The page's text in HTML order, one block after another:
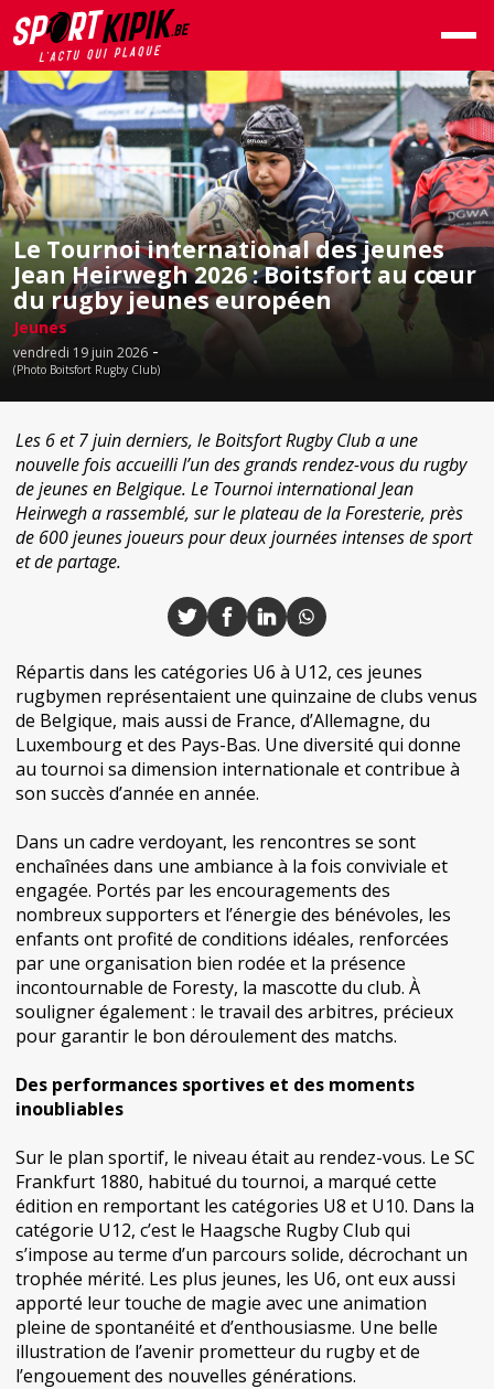
Le Tournoi international des jeunes
Jean Heirwegh 2026 : Boitsfort au cœur
du rugby jeunes européen
Jeunes
vendredi 19 juin 2026 -
(Photo Boitsfort Rugby Club)
Les 6 et 7 juin derniers, le Boitsfort Rugby Club a une
nouvelle fois accueilli l’un des grands rendez-vous du rugby
de jeunes en Belgique. Le Tournoi international Jean
Heirwegh a rassemblé, sur le plateau de la Foresterie, près
de 600 jeunes joueurs pour deux journées intenses de sport
et de partage.
Répartis dans les catégories U6 à U12, ces jeunes
rugbymen représentaient une quinzaine de clubs venus
de Belgique, mais aussi de France, d’Allemagne, du
Luxembourg et des Pays-Bas. Une diversité qui donne
au tournoi sa dimension internationale et contribue à
son succès d’année en année.
Dans un cadre verdoyant, les rencontres se sont
enchaînées dans une ambiance à la fois conviviale et
engagée. Portés par les encouragements des
nombreux supporters et l’énergie des bénévoles, les
enfants ont profité de conditions idéales, renforcées
par une organisation bien rodée et la présence
incontournable de Foresty, la mascotte du club. À
souligner également : le travail des arbitres, précieux
pour garantir le bon déroulement des matchs.
Des performances sportives et des moments
inoubliables
Sur le plan sportif, le niveau était au rendez-vous. Le SC
Frankfurt 1880, habitué du tournoi, a marqué cette
édition en remportant les catégories U8 et U10. Dans la
catégorie U12, c’est le Haagsche Rugby Club qui
s’impose au terme d’un parcours solide, décrochant un
trophée mérité. Les plus jeunes, les U6, ont eux aussi
apporté leur touche de magie avec une animation
pleine de spontanéité et d’enthousiasme. Une belle
illustration de l’avenir prometteur du rugby et de
l’engouement des nouvelles générations.